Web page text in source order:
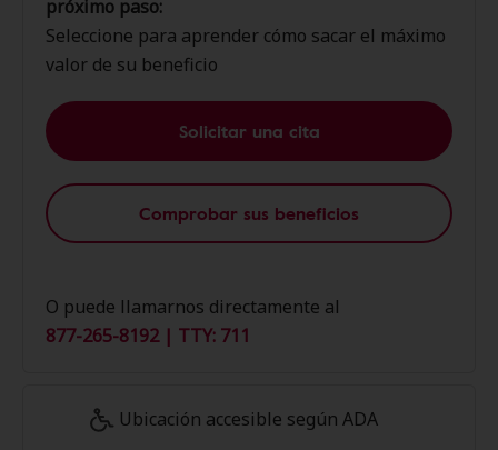
próximo paso:
Seleccione para aprender cómo sacar el máximo
valor de su beneficio
Solicitar una cita
Comprobar sus beneficios
O puede llamarnos directamente al
877-265-8192 | TTY: 711
Ubicación accesible según ADA